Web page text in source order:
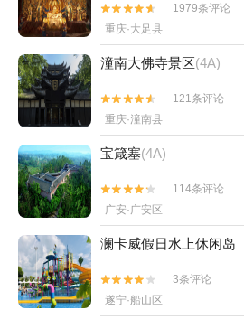


1979条评论
重庆·大足县
潼南大佛寺景区(4A)


121条评论
重庆·潼南县
宝箴塞(4A)


114条评论
广安·广安区
澜卡威假日水上休闲岛


3条评论
遂宁·船山区